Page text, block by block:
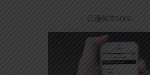
公職英文5000